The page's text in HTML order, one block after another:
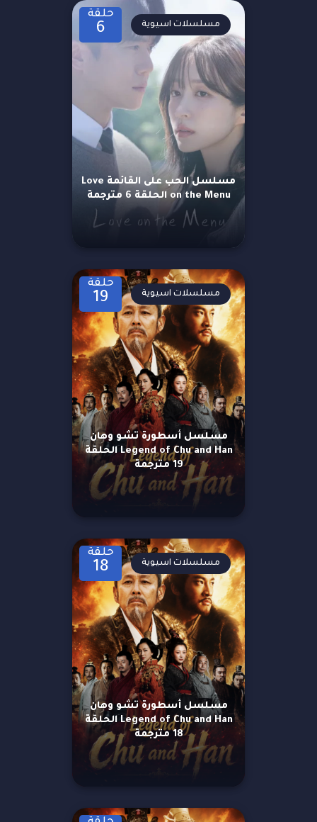
حلقة
6
مسلسل الحب على القائمة Love
on the Menu الحلقة 6 مترجمة
مسلسلات اسيوية
حلقة
19
مسلسل أسطورة تشو وهان
Legend of Chu and Han الحلقة
19 مترجمة
مسلسلات اسيوية
حلقة
18
مسلسل أسطورة تشو وهان
Legend of Chu and Han الحلقة
18 مترجمة
مسلسلات اسيوية